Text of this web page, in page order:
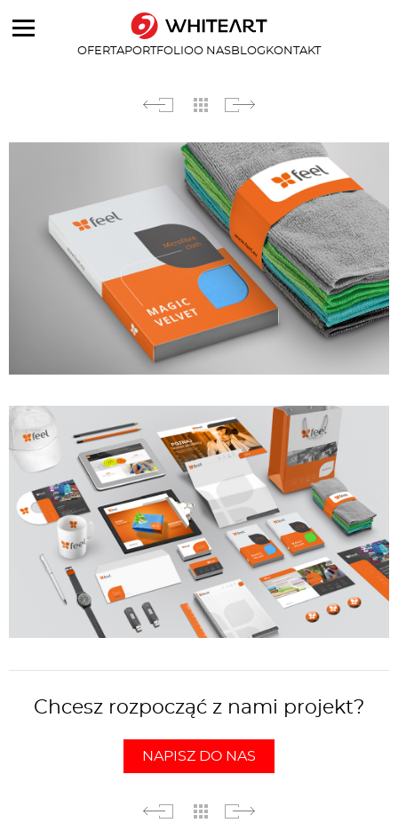
OFERTAPORTFOLIOO NASBLOG KONTAKT
Chcesz rozpocząć z nami projekt?
NAPISZ DO NAS